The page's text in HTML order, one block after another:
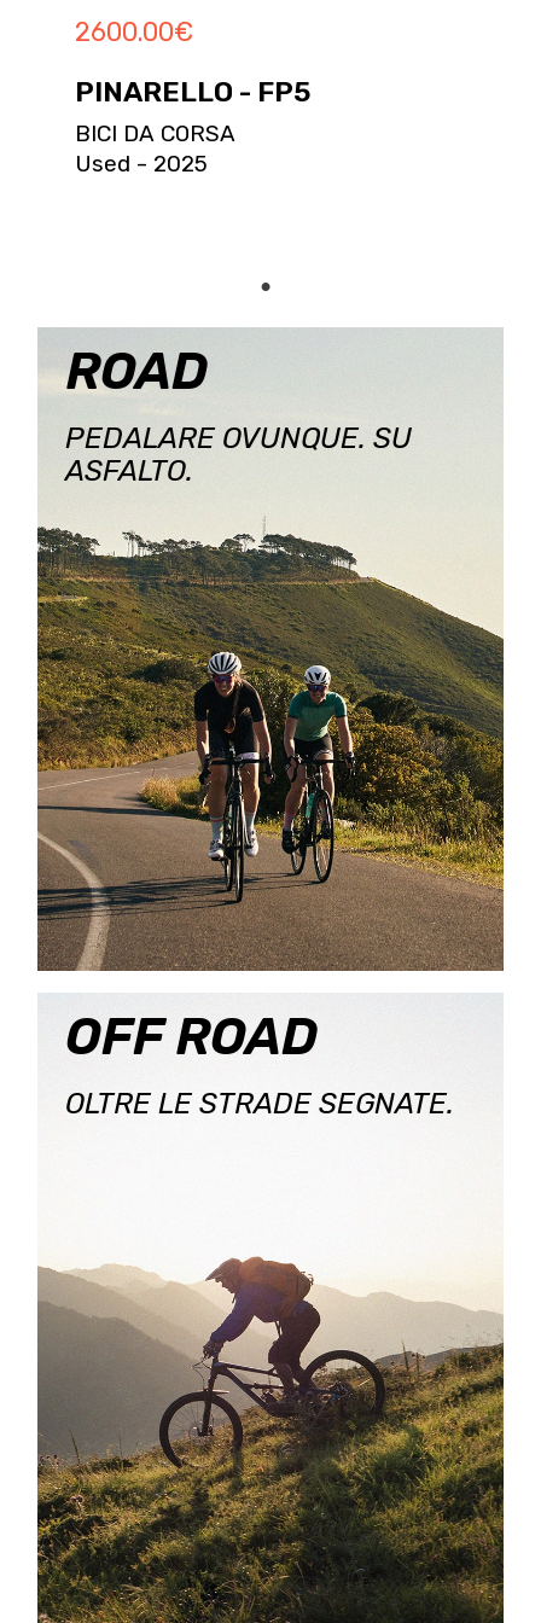
2600.00€
PINARELLO - FP5
BICI DA CORSA
Used - 2025
ROAD
PEDALARE OVUNQUE. SU
ASFALTO.
OFF ROAD
OLTRE LE STRADE SEGNATE.